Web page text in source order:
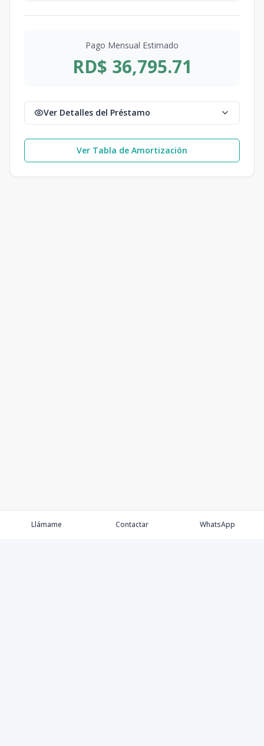
Pago Mensual Estimado
RD$ 36,795.71
Ver Detalles del Préstamo
Ver Tabla de Amortización
Llámame Contactar WhatsApp